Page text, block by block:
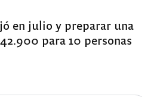
en julio y preparar una
para 10 personas